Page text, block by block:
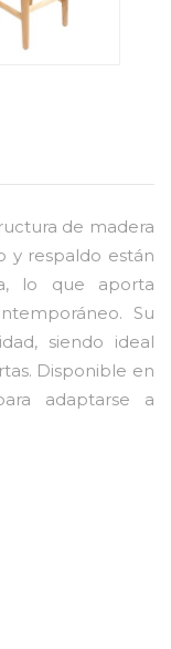
de madera
y respaldo están
lo que aporta
Su
siendo ideal
Disponible en
adaptarse a